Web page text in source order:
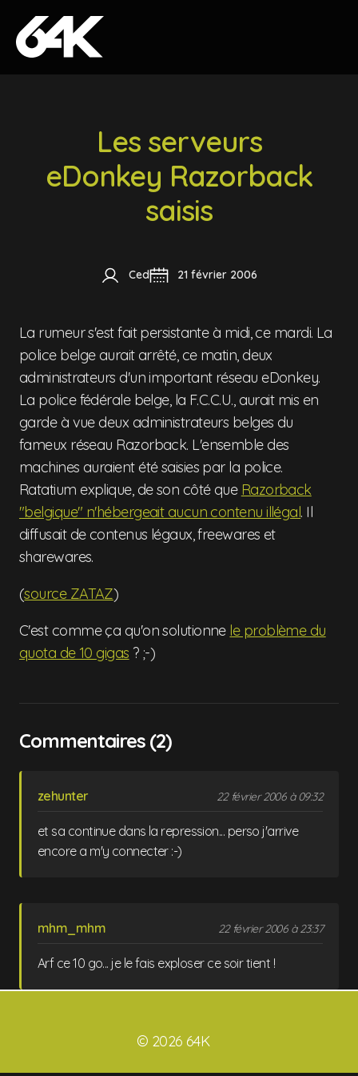
Skip to content
Les serveurs
eDonkey Razorback
saisis
Ced 21 février 2006
La rumeur s'est fait persistante à midi, ce mardi. La
police belge aurait arrêté, ce matin, deux
administrateurs d'un important réseau eDonkey.
La police fédérale belge, la F.C.C.U., aurait mis en
garde à vue deux administrateurs belges du
fameux réseau Razorback. L'ensemble des
machines auraient été saisies par la police.
Ratatium explique, de son côté que Razorback
"belgique" n'hébergeait aucun contenu illégal. Il
diffusait de contenus légaux, freewares et
sharewares.
(source ZATAZ)
C'est comme ça qu'on solutionne le problème du
quota de 10 gigas ? ;-)
Commentaires (2)
zehunter 22 février 2006 à 09:32
et sa continue dans la repression... perso j'arrive
encore a m'y connecter :-)
mhm_mhm 22 février 2006 à 23:37
Arf ce 10 go... je le fais exploser ce soir tient !
© 2026 64K